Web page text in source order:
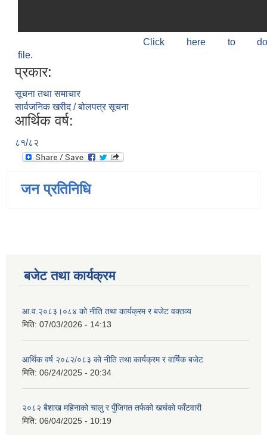
Click here to
file.
प्रकार:
सूचना तथा समाचार
सार्वजनिक खरीद / बोलपत्र सूचना
आर्थिक वर्ष:
८१/८२
जन प्रतिनिधि
बजेट तथा कार्यक्रम
आ.व.२०८३।०८४ को नीति तथा कार्यक्रम र बजेट वक्तव्य
मिति: 07/03/2026 - 14:13
आर्थिक वर्ष २०८२/०८३ को नीति तथा कार्यक्रम र वार्षिक बजेट
मिति: 06/24/2025 - 20:34
२०८२ बैशाख महिनाको चालु र पुँजिगत तर्फको खर्चको फाँटवारी
मिति: 06/04/2025 - 10:19